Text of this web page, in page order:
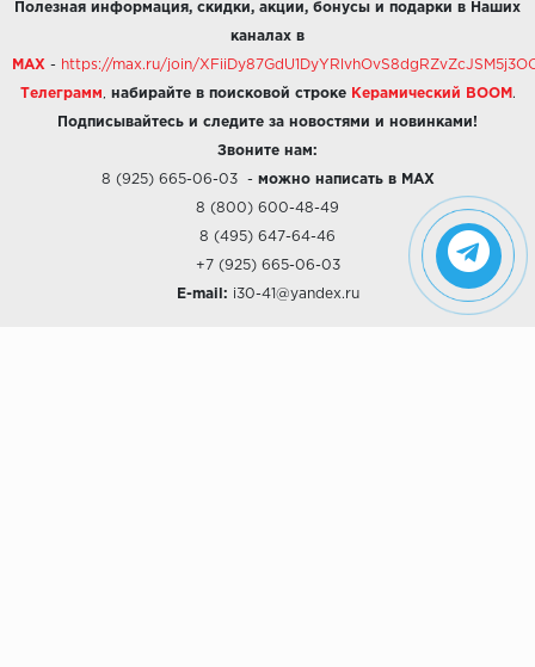
Полезная информация, скидки, акции, бонусы и подарки в Наших
каналах в
MAX - https://max.ru/join/
Телеграмм набирайте в поисковой строке Керамический BOOM .
Подписывайтесь и следите за новостями и новинками!
Звоните нам:
8 (925) 665-06-03- можно написать в MAX
8 (800) 600-48-49
8 (495) 647-64-46
+7 (925) 665-06-03
E-mail: i30-41@yandex.ru